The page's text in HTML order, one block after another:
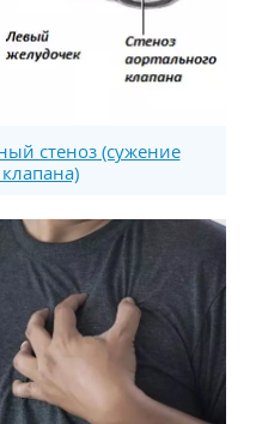
стеноз (сужение